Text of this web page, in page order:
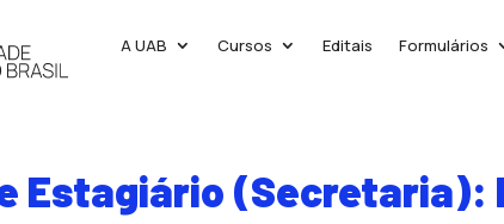
A UAB Cursos Editais Formulários
Estagiário